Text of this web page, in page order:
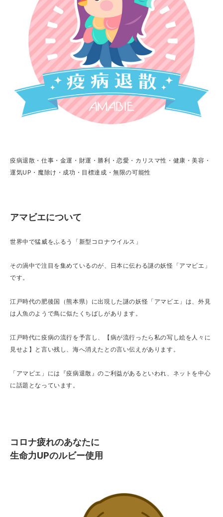
疫病退散・仕事・金運・財運・勝利・恋愛・カリスマ性・健康・美容・
運気UP・魔除け・成功・目標達成・無限の可能性
アマビエについて
世界中で猛威をふるう「新型コロナウイルス」
その渦中で注目を集めているのが、日本に伝わる謎の妖怪「アマビエ」
です。
江戸時代の肥後国（熊本県）に出現した謎の妖怪「アマビエ」は、外見
は人魚のようで鳥に似たくちばしがあります。
江戸時代に疫病の流行を予言し、【病が流行ったら私の写し絵を人々に
見せよ】と言い残し、海へ消えたとの言い伝えがあります。
「アマビエ」には『疫病退散』のご利益があるといわれ、ネットを中心
に話題となっています。
コロナ疲れのあなたに
生命力UPのルビー使用